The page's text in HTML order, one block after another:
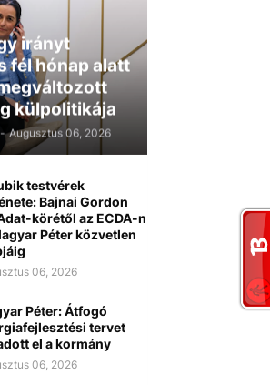
irányt
fél hónap alatt
külpolitikája
- Augusztus 06, 2026
testvérek
Bajnai Gordon
körétől az ECDA-n
Péter közvetlen
06, 2026
Péter: Átfogó
tervet
el a kormány
06, 2026